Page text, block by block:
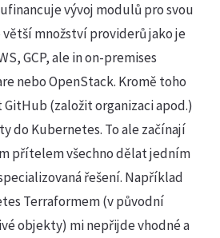
vývoj modulů pro svou
množství providerů jako je
GCP, ale in on-premises
nebo OpenStack. Kromě toho
(založit organizaci apod.)
do Kubernetes. To ale začínají
přítelem všechno dělat jedním
řešení. Například
Terraformem (v původní
objekty) mi nepřijde vhodné a